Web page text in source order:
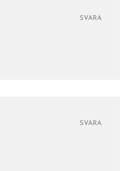
SVARA
SVARA